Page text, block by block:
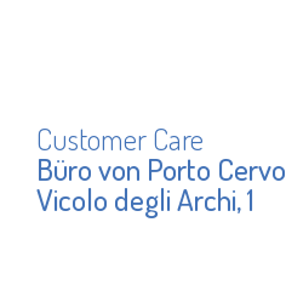
Customer Care
Büro von Porto Cervo
Vicolo degli Archi, 1